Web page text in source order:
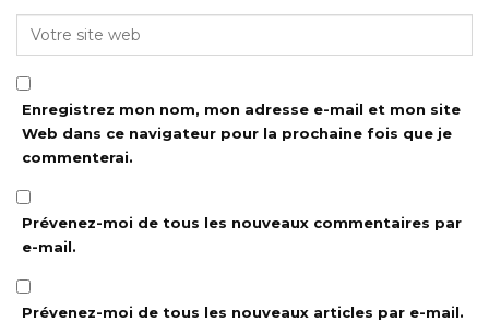
Enregistrez mon nom, mon adresse e-mail et mon site
Web dans ce navigateur pour la prochaine fois que je
commenterai.
Prévenez-moi de tous les nouveaux commentaires par
e-mail.
Prévenez-moi de tous les nouveaux articles par e-mail.